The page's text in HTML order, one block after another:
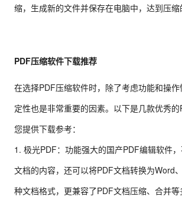
缩，生成新的文件并保存在电脑中，达到压缩
PDF压缩软件下载推荐
在选择PDF压缩软件时，除了考虑功能和操
定性也是非常重要的因素。以下是几款优秀
您提供下载参考：
1. 极光PDF：功能强大的国产PDF编辑软件
文档的内容，还可以将PDF文档转换为Word
种文档格式，更兼容了PDF文档压缩、合并